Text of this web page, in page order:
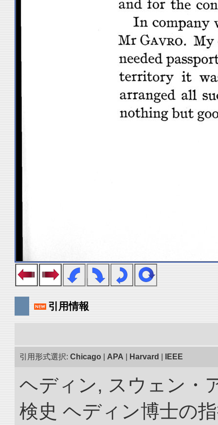
引用情報
引用形式選択: Chicago APA Harvard IEEE
ヘディン, スウェン・
検史 ヘディン博士の